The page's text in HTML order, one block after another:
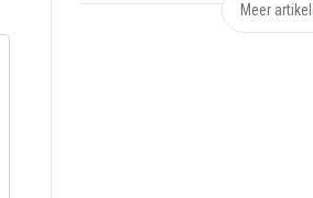
Meer